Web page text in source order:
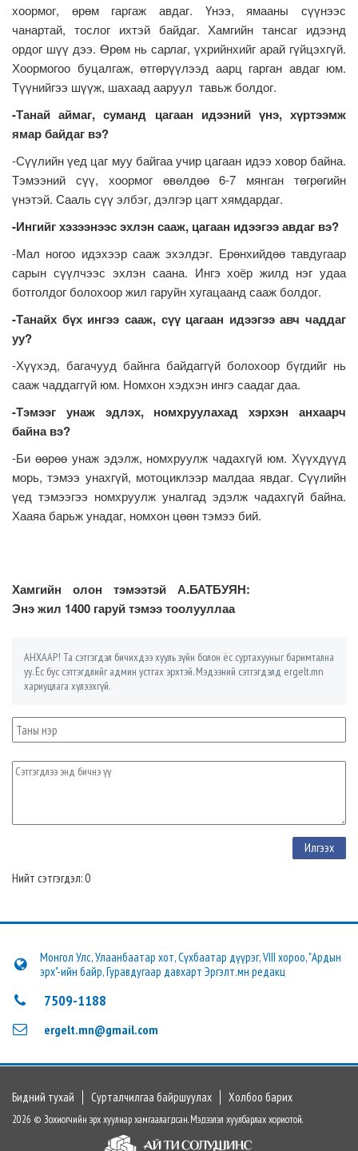
хоормог, өрөм гаргаж авдаг. Үнээ, ямааны сүүнээс
чанартай, тослог ихтэй байдаг. Хамгийн тансаг идээнд
ордог шүү дээ. Өрөм нь сарлаг, үхрийнхийг арай гүйцэхгүй.
Хоормогоо буцалгаж, өтгөрүүлээд аарц гарган авдаг юм.
Түүнийгээ шүүж, шахаад ааруул тавьж болдог.
-Танай аймаг, суманд цагаан идээний үнэ, хүртээмж
ямар байдаг вэ?
-Сүүлийн үед цаг муу байгаа учир цагаан идээ ховор байна.
Тэмээний сүү, хоормог өвөлдөө 6-7 мянган төгрөгийн
үнэтэй. Сааль сүү элбэг, дэлгэр цагт хямдардаг.
-Ингийг хэзээнээс эхлэн сааж, цагаан идээгээ авдаг вэ?
-Мал ногоо идэхээр сааж эхэлдэг. Ерөнхийдөө тавдугаар
сарын сүүлчээс эхлэн саана. Ингэ хоёр жилд нэг удаа
ботголдог болохоор жил гаруйн хугацаанд сааж болдог.
-Танайх бүх ингээ сааж, сүү цагаан идээгээ авч чаддаг
уу?
-Хүүхэд, багачууд байнга байдаггүй болохоор бүгдийг нь
сааж чаддаггүй юм. Номхон хэдхэн ингэ саадаг даа.
-Тэмээг унаж эдлэх, номхруулахад хэрхэн анхаарч
байна вэ?
-Би өөрөө унаж эдэлж, номхруулж чадахгүй юм. Хүүхдүүд
морь, тэмээ унахгүй, мотоциклээр малдаа явдаг. Сүүлийн
үед тэмээгээ номхруулж уналгад эдэлж чадахгүй байна.
Хааяа барьж унадаг, номхон цөөн тэмээ бий.
Хамгийн олон тэмээтэй А.БАТБУЯН:
Энэ жил 1400 гаруй тэмээ тоолууллаа
АНХААР! Та сэтгэгдэл бичихдээ хууль зүйн болон ёс суртахууныг баримтална
уу. Ёс бус сэтгэгдлийг админ устгах эрхтэй. Мэдээний сэтгэгдэлд ergelt.mn
хариуцлага хүлээхгүй.
Нийт сэтгэгдэл: 0
Монгол Улс, Улаанбаатар хот, Сүхбаатар дүүрэг, VIII хороо, "Ардын
эрх"-ийн байр, Гуравдугаар давхарт Эргэлт.мн редакц
7509-1188
ergelt.mn@gmail.com
Бидний тухай Сурталчилгаа байршуулах Холбоо барих
2026 © Зохиогчийн эрх хуулиар хамгаалагдсан. Мэдээлэл хуулбарлах хориотой.